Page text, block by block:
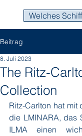
Welches
Beitrag
The Ritz-
Collection
8. Juli 2023
Ritz-Carlton hat mit
die LMINARA, das
ILMA einen